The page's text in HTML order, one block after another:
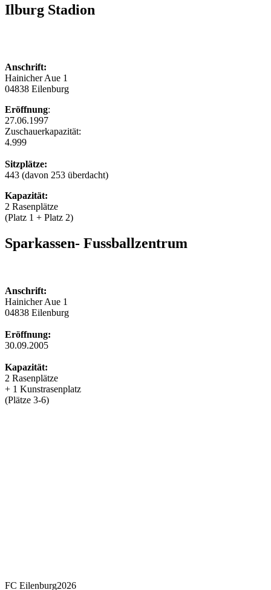
Ilburg Stadion
Anschrift:
Hainicher Aue 1
04838 Eilenburg
Eröffnung:
27.06.1997
Zuschauerkapazität:
4.999
‍Sitzplätze:
443 (davon 253 überdacht)
‍Kapazität:
2 Rasenplätze
(Platz 1 + Platz 2)
Sparkassen- Fussballzentrum
Anschrift:
Hainicher Aue 1
04838 Eilenburg
Eröffnung:
30.09.2005
Kapazität:
2 Rasenplätze
+ 1 Kunstrasenplatz
(Plätze 3-6)
FC Eilenburg2026